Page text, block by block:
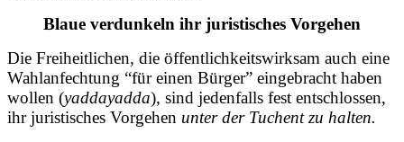
Blaue verdunkeln ihr juristisches Vorgehen
Die Freiheitlichen, die öffentlichkeitswirksam auch eine
Wahlanfechtung “für einen Bürger” eingebracht haben
wollen (yaddayadda), sind jedenfalls fest entschlossen,
ihr juristisches Vorgehen unter der Tuchent zu halten.